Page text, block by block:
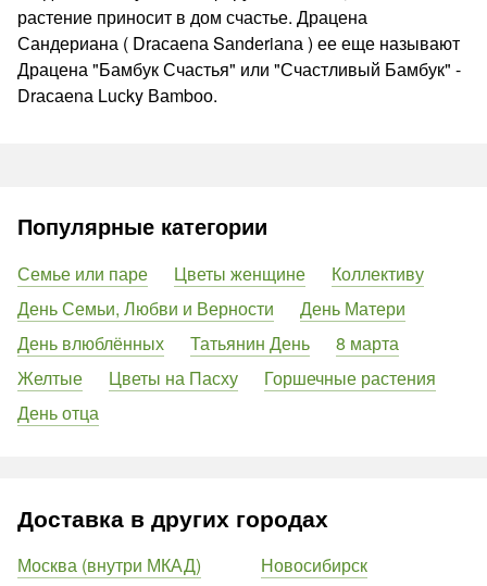
растение приносит в дом счастье. Драцена
Сандериана ( Drасаеnа Sаndеriаnа ) ее еще называют
Драцена "Бамбук Счастья" или "Счастливый Бамбук" -
Drасаеnа Luсky Ваmbоо.
Популярные категории
Семье или паре Цветы женщине
Коллективу
День Семьи, Любви и Верности
День Матери
День влюблённых
Татьянин День
8 марта
Желтые
Цветы на Пасху
Горшечные растения
День отца
Доставка в других городах
Москва (внутри МКАД)
Новосибирск